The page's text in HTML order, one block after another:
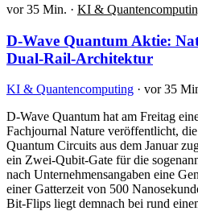
vor 35 Min. · KI &
D-Wave Quantum Aktie:
Dual-Rail-Architektur
KI & Quantencomputing · vor 35
D-Wave Quantum hat am Freitag
Fachjournal Nature veröffentlicht,
Quantum Circuits aus dem Januar
ein Zwei-Qubit-Gate für die
nach Unternehmensangaben eine
einer Gatterzeit von 500
Bit-Flips liegt demnach bei rund